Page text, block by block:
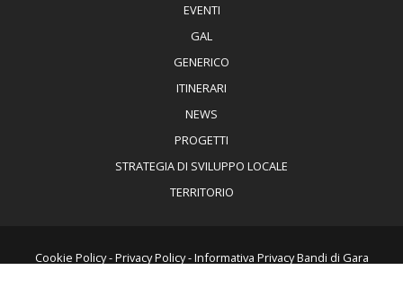
EVENTI
GAL
GENERICO
ITINERARI
NEWS
PROGETTI
STRATEGIA DI SVILUPPO LOCALE
TERRITORIO
Cookie Policy-Privacy Policy-Informativa Privacy Bandi di Gara